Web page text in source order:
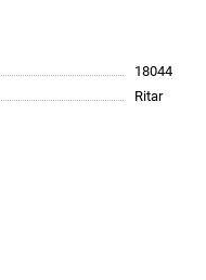
18044
Ritar